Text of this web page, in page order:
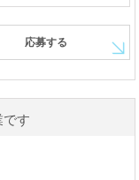
応募する
す